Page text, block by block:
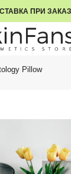
ПРИ
Pillow